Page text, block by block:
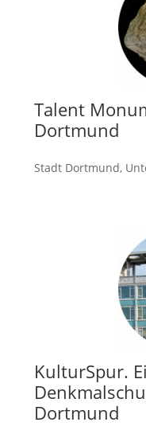
Talent
Dortmund
Stadt Dortmund,
KulturSpur.
Dortmund